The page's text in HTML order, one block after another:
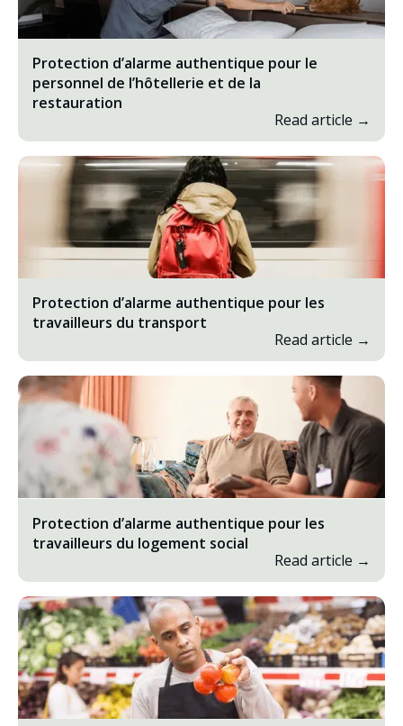
Protection d’alarme authentique pour le
personnel de l’hôtellerie et de la
restauration
Read article →
Protection d’alarme authentique pour les
travailleurs du transport
Read article →
Protection d’alarme authentique pour les
travailleurs du logement social
Read article →